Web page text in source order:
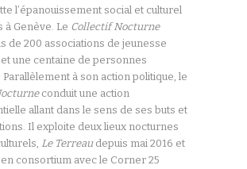
l’épanouissement social et culturel
à Genève. Le Collectif Nocturne
de 200 associations de jeunesse
une centaine de personnes
à son action politique, le
conduit une action
allant dans le sens de ses buts et
Il exploite deux lieux nocturnes
Le Terreau depuis mai 2016 et
consortium avec le Corner 25